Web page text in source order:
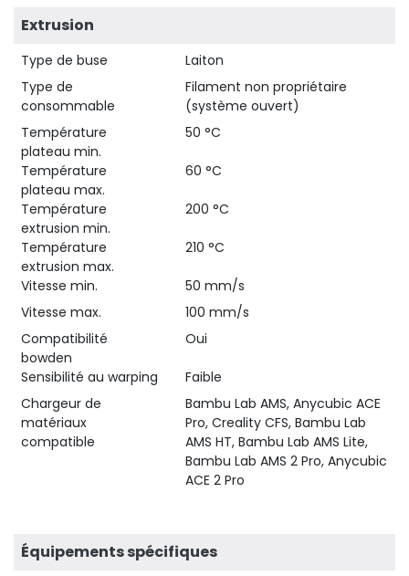
Extrusion
Type de buse
Laiton
Type de
consommable
Filament non propriétaire
(système ouvert)
Température
plateau min.
50 °C
Température
plateau max.
60 °C
Température
extrusion min.
200 °C
Température
extrusion max.
210 °C
Vitesse min.
50 mm/s
Vitesse max.
100 mm/s
Compatibilité
bowden
Oui
Sensibilité au warping
Faible
Chargeur de
matériaux
compatible
Bambu Lab AMS, Anycubic ACE
Pro, Creality CFS, Bambu Lab
AMS HT, Bambu Lab AMS Lite,
Bambu Lab AMS 2 Pro, Anycubic
ACE 2 Pro
Équipements spécifiques